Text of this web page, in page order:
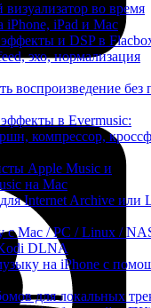
во время
iPhone, iPad и Mac
и DSP в
эхо, нормализация
воспроизведение без
в Evermusic:
компрессор,
Apple Music и
на Mac
Internet Archive или
с Mac / PC / Linux /
DLNA
на iPhone с
для локальных